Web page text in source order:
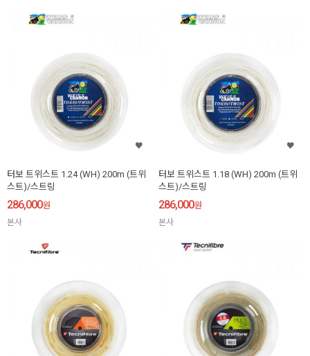
터보 트위스트 1.24 (WH) 200m (트위
스트)/스트링
286,000원
본사
터보 트위스트 1.18 (WH) 200m (트위
스트)/스트링
286,000원
본사